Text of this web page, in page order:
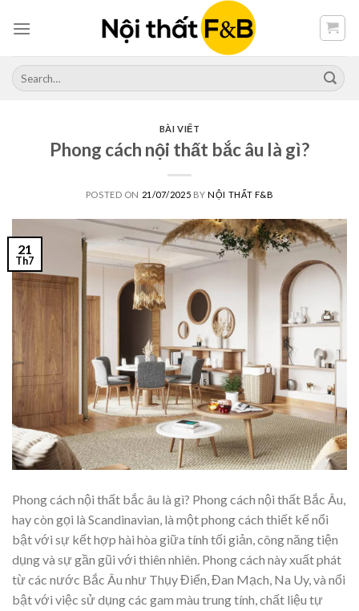
Search
for:
BÀI VIẾT
Phong cách nội thất bắc âu là gì?
POSTED ON 21/07/2025 BYNỘI THẤT F&B
21
Th7
Phong cách nội thất bắc âu là gì? Phong cách nội thất Bắc Âu,
hay còn gọi là Scandinavian, là một phong cách thiết kế nổi
bật với sự kết hợp hài hòa giữa tính tối giản, công năng tiện
dụng và sự gần gũi với thiên nhiên. Phong cách này xuất phát
từ các nước Bắc Âu như Thụy Điển, Đan Mạch, Na Uy, và nổi
bật với việc sử dụng các gam màu trung tính, chất liệu tự